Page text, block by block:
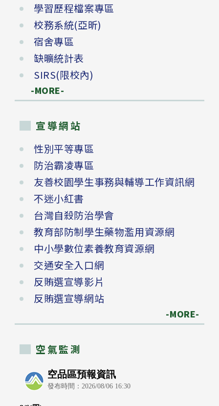
學習歷程檔案專區
校務系統(亞昕)
宿舍專區
缺曠統計表
SIRS(限校內)
-MORE-
宣導網站
性別平等專區
防治霸凌專區
友善校園學生事務與輔導工作資訊網
不迷小紅書
台灣自殺防治學會
教育部防制學生藥物濫用資源網
中小學數位素養教育資源網
交通安全入口網
反賄選宣導影片
反賄選宣導網站
-MORE-
空氣監測